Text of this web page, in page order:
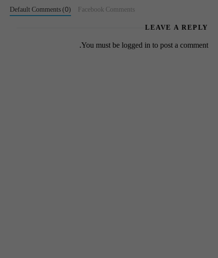
Default Comments (0)
Facebook Comments
LEAVE A REPLY
You must belogged into post a comment.